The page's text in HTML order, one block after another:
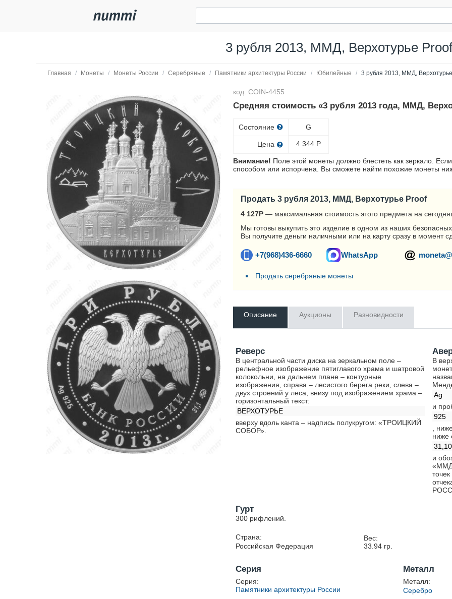
3 рубля 2013, ММД, Верхотурье Proof
Главная / Монеты / Монеты России / Серебряные / Памятники архитектуры России / Юбилейные / 3 рубля 2013, ММД,
код: COIN-4455
Средняя стоимость «3 рубля 2013 года, ММД,
Состояние
Цена
G
4 344 Р
Внимание! Поле этой монеты должно блестеть как зеркало.
способом или испорчена. Вы сможете найти похожие монеты
Продать 3 рубля 2013, ММД, Верхотурье Proof
4 127Р — максимальная стоимость этого предмета на
Мы готовы выкупить это изделие в одном из наших
Вы получите деньги наличными или на карту сразу в момент
+7(968)436-6660 WhatsApp
Продать серебряные монеты
Описание Аукционы Разновидности
Реверс
В центральной части диска на зеркальном поле –
рельефное изображение пятиглавого храма и шатровой
колокольни, на дальнем плане – контурные
изображения, справа – лесистого берега реки, слева –
двух строений у леса, внизу под изображением храма –
горизонтальный текст:
ВЕРХОТУРЬЕ
вверху вдоль канта – надпись полукругом: «ТРОИЦКИЙ
СОБОР».
В
Ag
и
925
,
ниже
31,10
и
Гурт
300 рифлений.
Страна:
Российская Федерация
Вес:
33.94гр.
Серия
Серия:
Памятники архитектуры России
Металл
Металл:
Серебро